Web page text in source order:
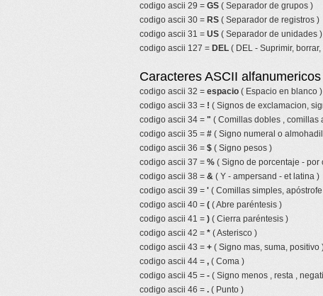
codigo ascii 29 = GS ( Separador de grupos )
codigo ascii 30 = RS ( Separador de registros )
codigo ascii 31 = US ( Separador de unidades )
codigo ascii 127 = DEL ( DEL - Suprimir,
Caracteres ASCII
codigo ascii 32 = espacio ( Espacio en blanco )
codigo ascii 33 = ! ( Signos de exclamacion,
codigo ascii 34 = " ( Comillas dobles , comillas
codigo ascii 35 = # ( Signo numeral o
codigo ascii 36 = $ ( Signo pesos )
codigo ascii 37 = % ( Signo de porcentaje - por
codigo ascii 38 = & ( Y - ampersand - et latina )
codigo ascii 39 = ' ( Comillas simples,
codigo ascii 40 = ( ( Abre paréntesis )
codigo ascii 41 = ) ( Cierra paréntesis )
codigo ascii 42 = * ( Asterisco )
codigo ascii 43 = + ( Signo mas, suma, positivo
codigo ascii 44 = , ( Coma )
codigo ascii 45 = - ( Signo menos , resta ,
codigo ascii 46 = . ( Punto )